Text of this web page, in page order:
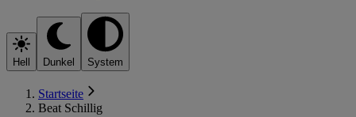
Hell Dunkel System
Startseite
Beat Schillig